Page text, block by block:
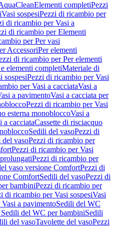
Elementi completiPezzi
Vasi sospesiPezzi di ricambio per
di ricambio per Vasi a
di ricambio per Elementi
per Per vasi
AccessoriPer elementi
di ricambio per Per elementi
elementi completiMateriale di
sospesiPezzi di ricambio per Vasi
per Vasi a cacciataVasi a
a pavimentoVasi a cacciata per
Pezzi di ricambio per Vasi
esterna monobloccoVasi a
a cacciataCassette di risciacquo
Sedili del vasoPezzi di
del vasoPezzi di ricambio per
Pezzi di ricambio per Vasi
Pezzi di ricambio per
vaso versione ComfortPezzi di
ComfortSedili del vasoPezzi di
bambiniPezzi di ricambio per
di ricambio per Vasi sospesiVasi
a pavimentoSedili del WC
del WC per bambiniSedili
del vasoTavolette del vasoPezzi